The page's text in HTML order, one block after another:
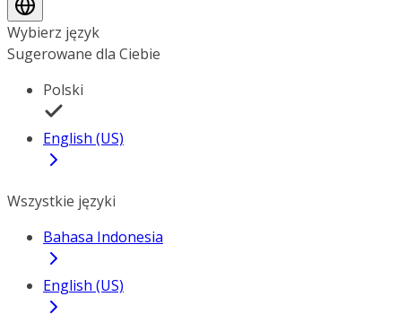
Wybierz język
Sugerowane dla Ciebie
Polski
English (US)
Wszystkie języki
Bahasa Indonesia
English (US)